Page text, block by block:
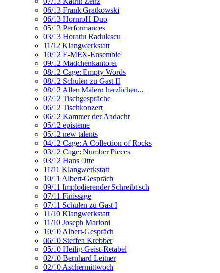
06/13 Frank Gratkowski
06/13 HornroH Duo
05/13 Performances
03/13 Horatiu Radulescu
11/12 Klangwerkstatt
10/12 E-MEX-Ensemble
09/12 Mädchenkantorei
08/12 Cage: Empty Words
08/12 Schulen zu Gast II
08/12 Allen Malern herzlichen...
07/12 Tischgespräche
06/12 Tischkonzert
06/12 Kammer der Andacht
05/12 episteme
05/12 new talents
04/12 Cage: A Collection of Rocks
03/12 Cage: Number Pieces
03/12 Hans Otte
11/11 Klangwerkstatt
10/11 Albert-Gespräch
09/11 Implodierender Schreibtisch
07/11 Finissage
07/11 Schulen zu Gast I
11/10 Klangwerkstatt
11/10 Joseph Marioni
10/10 Albert-Gespräch
06/10 Steffen Krebber
05/10 Heilig-Geist-Retabel
02/10 Bernhard Leitner
02/10 Aschermittwoch